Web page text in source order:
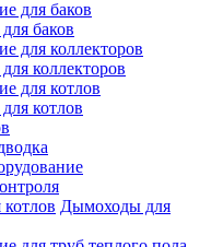
баков
коллекторов
котлов
Дымоходы для